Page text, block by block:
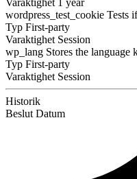
wordpress_test_cookie Tests
Typ First-party
Varaktighet Session
wp_lang Stores the language
Typ First-party
Varaktighet Session
Historik
Beslut Datum